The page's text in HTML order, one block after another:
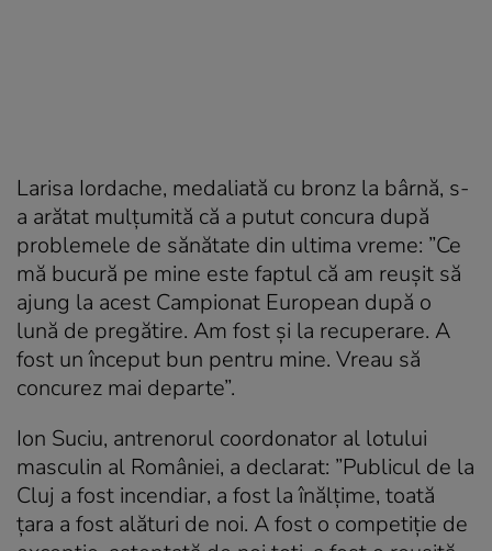
Larisa Iordache, medaliată cu bronz la bârnă, s-
a arătat mulțumită că a putut concura după
problemele de sănătate din ultima vreme: ”Ce
mă bucură pe mine este faptul că am reușit să
ajung la acest Campionat European după o
lună de pregătire. Am fost și la recuperare. A
fost un început bun pentru mine. Vreau să
concurez mai departe”.
Ion Suciu, antrenorul coordonator al lotului
masculin al României, a declarat: ”Publicul de la
Cluj a fost incendiar, a fost la înălțime, toată
țara a fost alături de noi. A fost o competiție de